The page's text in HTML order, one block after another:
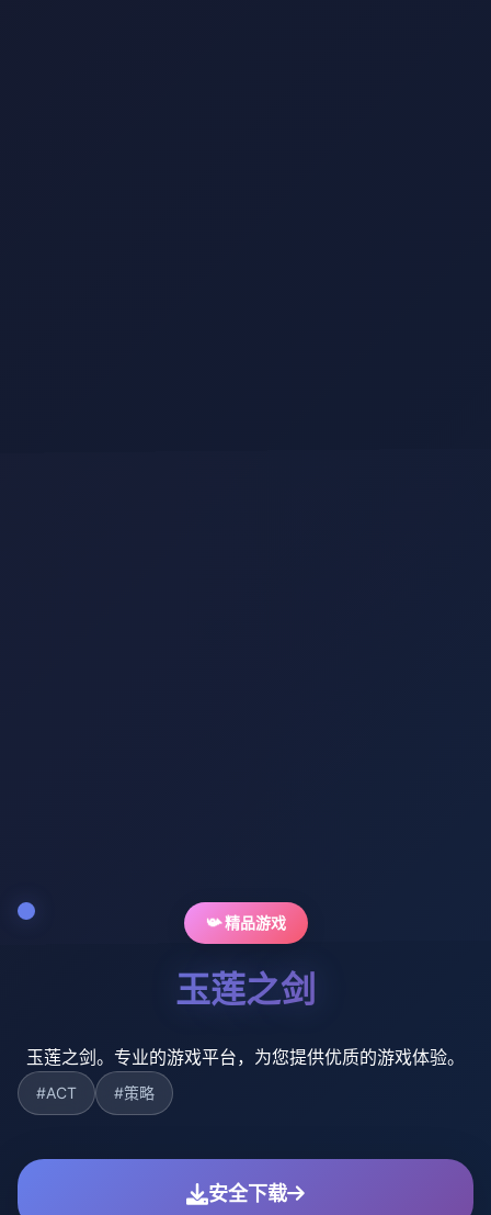
📯 精品游戏
玉莲之剑
玉莲之剑。专业的游戏平台，为您提供优质的游戏体验。
#ACT #策略
安全下载